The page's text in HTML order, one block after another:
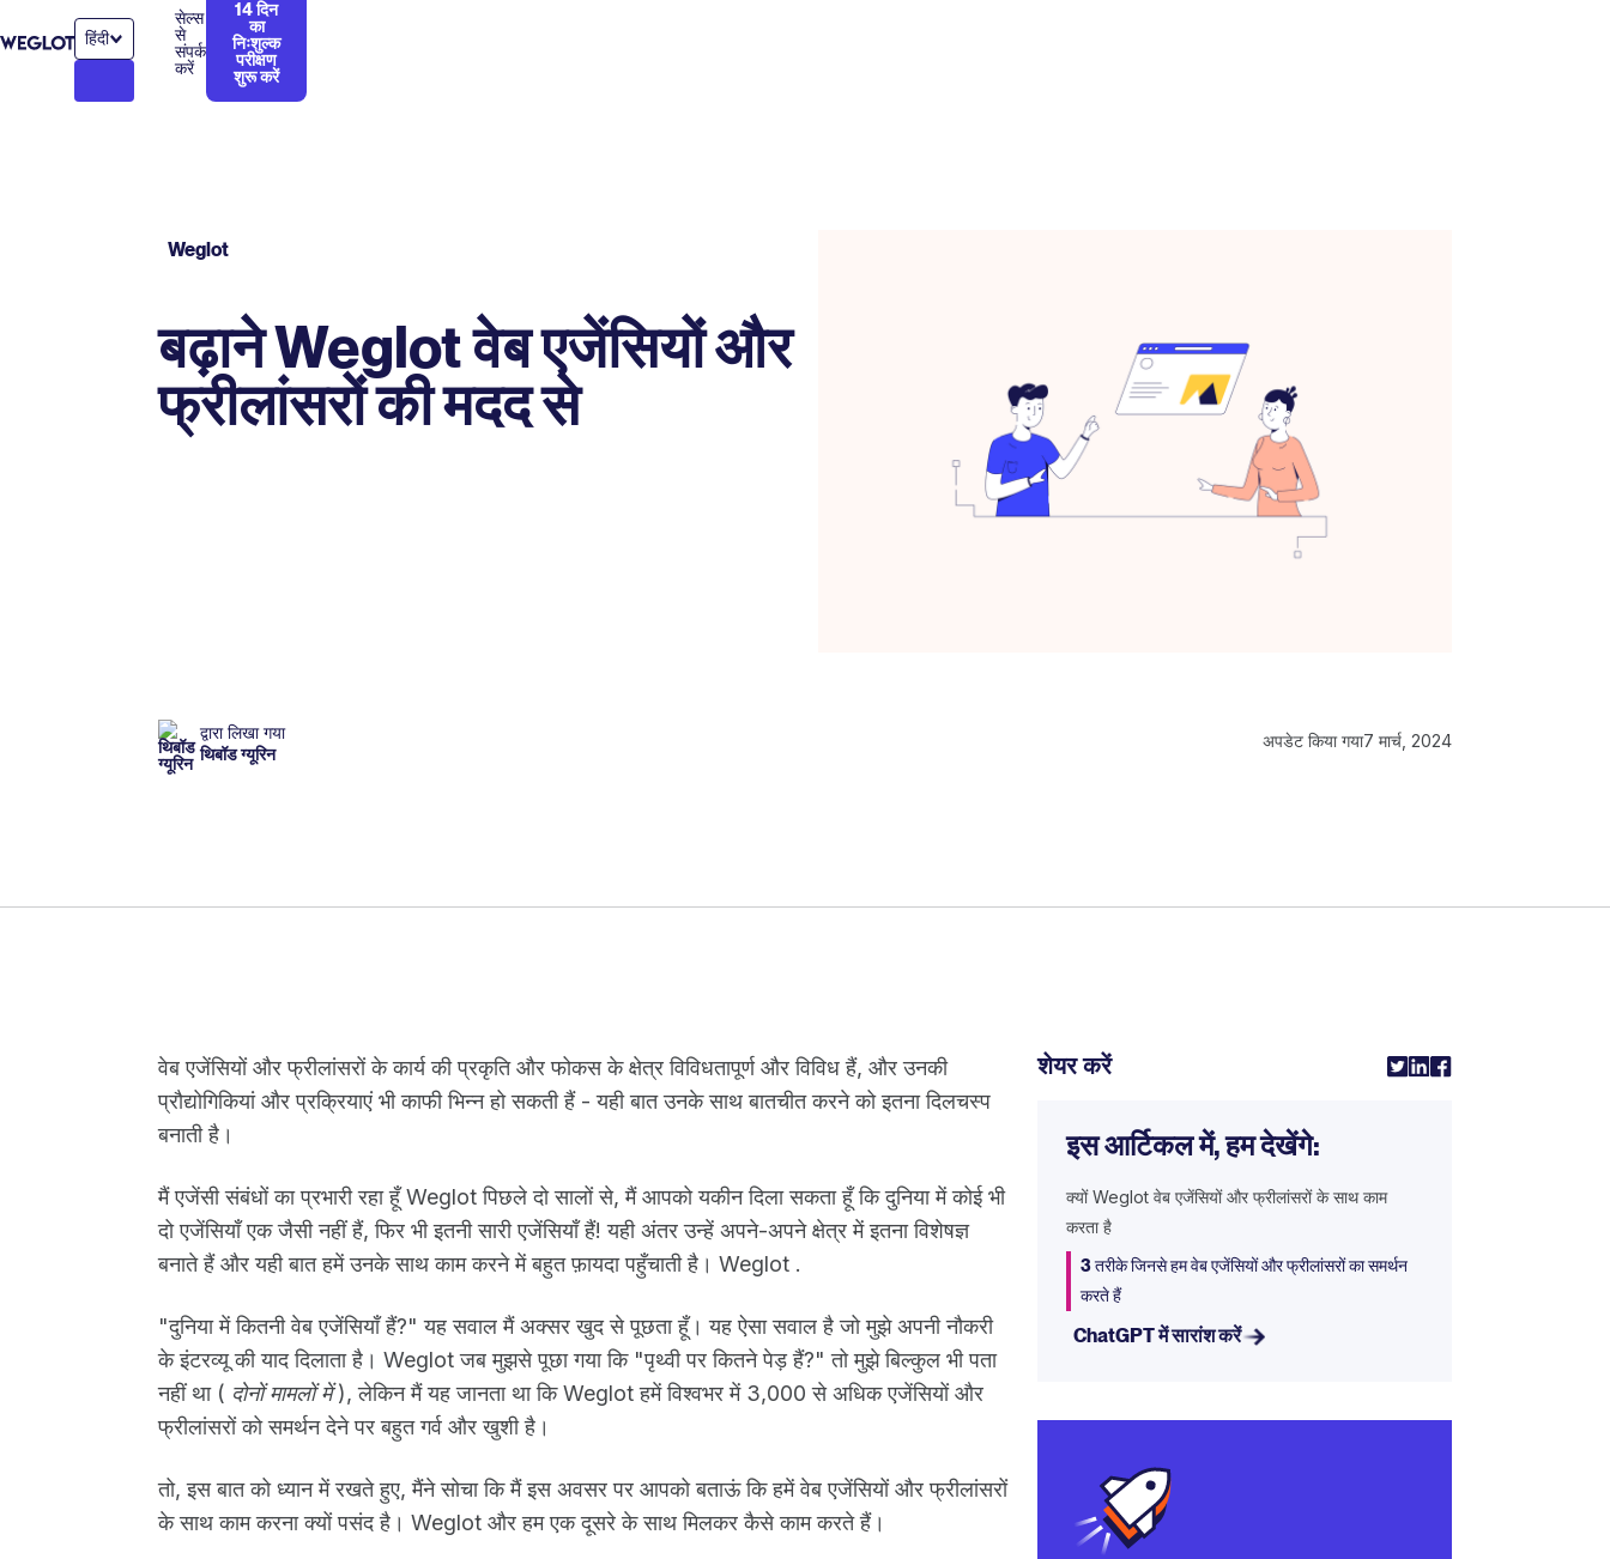
हिंदी
सेल्स
से
संपर्क
करें
14 दिन
का
निःशुल्क
परीक्षण
शुरू करें
Weglot
बढ़ाने Weglot वेब एजेंसियों और
फ्रीलांसरों की मदद से
द्वारा लिखा गया
थिबॉड ग्यूरिन
अपडेट किया गया7 मार्च, 2024
वेब एजेंसियों और फ्रीलांसरों के कार्य की प्रकृति और फोकस के क्षेत्र विविधतापूर्ण और विविध हैं, और उनकी
प्रौद्योगिकियां और प्रक्रियाएं भी काफी भिन्न हो सकती हैं - यही बात उनके साथ बातचीत करने को इतना दिलचस्प
बनाती है।
मैं एजेंसी संबंधों का प्रभारी रहा हूँ Weglot पिछले दो सालों से, मैं आपको यकीन दिला सकता हूँ कि दुनिया में कोई भी
दो एजेंसियाँ एक जैसी नहीं हैं, फिर भी इतनी सारी एजेंसियाँ हैं! यही अंतर उन्हें अपने-अपने क्षेत्र में इतना विशेषज्ञ
बनाते हैं और यही बात हमें उनके साथ काम करने में बहुत फ़ायदा पहुँचाती है। Weglot .
"दुनिया में कितनी वेब एजेंसियाँ हैं?" यह सवाल मैं अक्सर खुद से पूछता हूँ। यह ऐसा सवाल है जो मुझे अपनी नौकरी
के इंटरव्यू की याद दिलाता है। Weglot जब मुझसे पूछा गया कि "पृथ्वी पर कितने पेड़ हैं?" तो मुझे बिल्कुल भी पता
नहीं था ( दोनों मामलों में), लेकिन मैं यह जानता था कि Weglot हमें विश्वभर में 3,000 से अधिक एजेंसियों और
फ्रीलांसरों को समर्थन देने पर बहुत गर्व और खुशी है।
तो, इस बात को ध्यान में रखते हुए, मैंने सोचा कि मैं इस अवसर पर आपको बताऊं कि हमें वेब एजेंसियों और फ्रीलांसरों
के साथ काम करना क्यों पसंद है। Weglot और हम एक दूसरे के साथ मिलकर कैसे काम करते हैं।
शेयर करें
इस आर्टिकल में, हम देखेंगे:
क्यों Weglot वेब एजेंसियों और फ्रीलांसरों के साथ काम
करता है
3 तरीके जिनसे हम वेब एजेंसियों और फ्रीलांसरों का समर्थन
करते हैं
ChatGPT में सारांश करें